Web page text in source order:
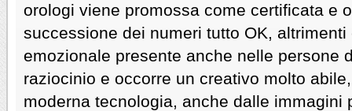
orologi viene promossa come certificata e
successione dei numeri tutto OK,
emozionale presente anche nelle persone
raziocinio e occorre un creativo molto
moderna tecnologia, anche dalle immagini